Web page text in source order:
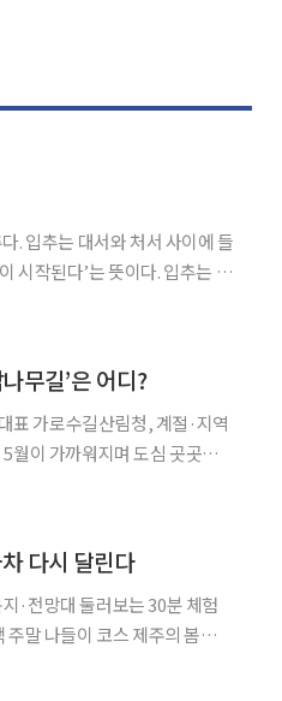
. 입추는 대서와 처서 사이에 들
다’는 뜻이다. 입추는 태
무길’은 어디?
표 가로수길산림청, 계절·지역
다시 달린다
·전망대 둘러보는 30분 체험
코스 제주의 봄을